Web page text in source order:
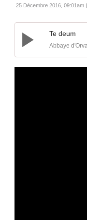
25 Décembre 2016, 09:01am |
Te deum
Abbaye